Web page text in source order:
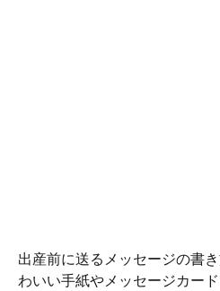
出産前に送るメッセージの書
わいい手紙やメッセージカー